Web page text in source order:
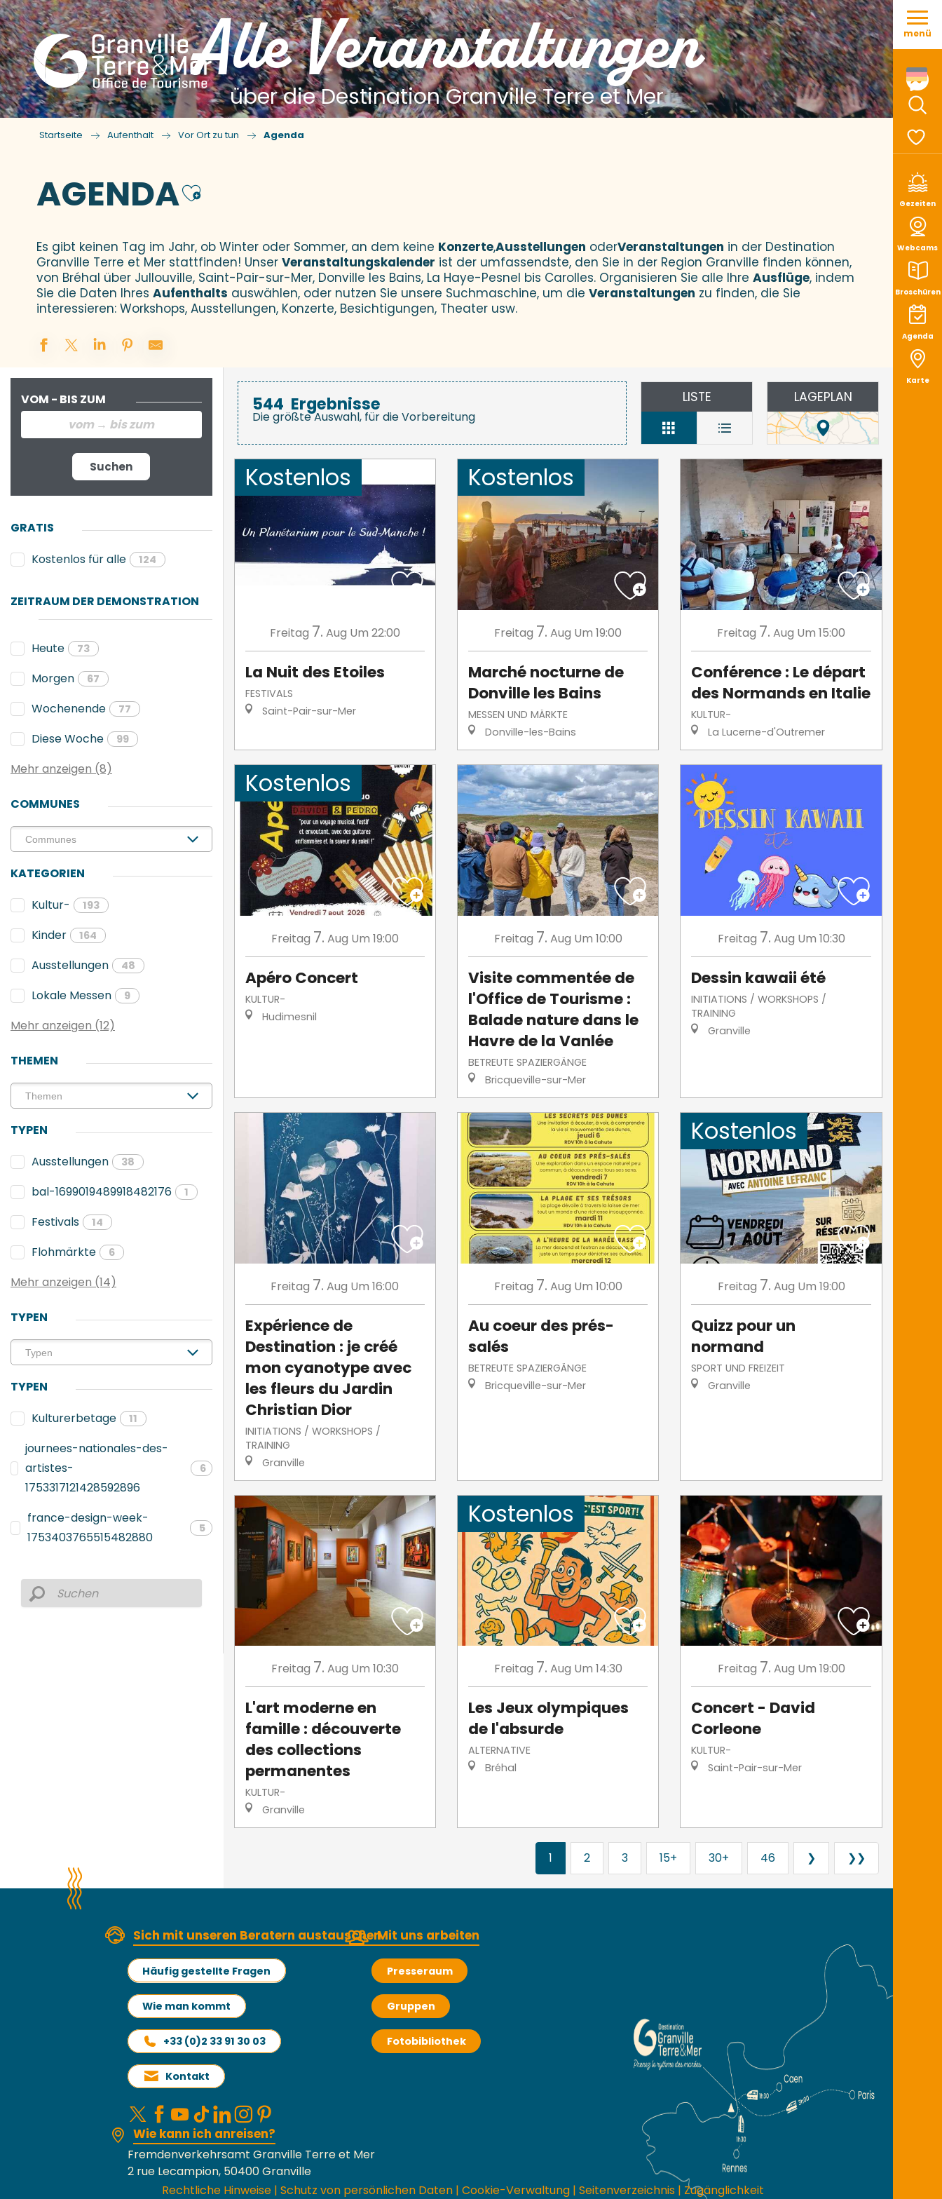
Aller
contenu
Gezeiten
Webcams
Broschüren
Agenda
Karte
menü
Alle Veranstaltungen
über die Destination Granville Terre et Mer
Startseite Aufenthalt Vor Ort zu tun Agenda
AGENDAAjouter aux favoris
Es gibt keinen Tag im Jahr, ob Winter oder Sommer, an dem keine Konzerte,Ausstellungen oderVeranstaltungen in der Destination
Granville Terre et Mer stattfinden! Unser Veranstaltungskalender ist der umfassendste, den Sie in der Region Granville finden können,
von Bréhal über Jullouville, Saint-Pair-sur-Mer, Donville les Bains, La Haye-Pesnel bis Carolles. Organisieren Sie alle Ihre Ausflüge, indem
Sie die Daten Ihres Aufenthalts auswählen, oder nutzen Sie unsere Suchmaschine, um die Veranstaltungen zu finden, die Sie
interessieren: Workshops, Ausstellungen, Konzerte, Besichtigungen, Theater usw.
VOM - BIS ZUM
Suchen
GRATIS
Kostenlos für alle
124
ZEITRAUM DER DEMONSTRATION
Heute 73
Morgen 67
Wochenende 77
Diese Woche 99
Mehr anzeigen (8)
COMMUNES
KATEGORIEN
Kultur-
193
Kinder 164
Ausstellungen 48
Lokale Messen 9
Mehr anzeigen (12)
THEMEN
TYPEN
Ausstellungen
38
bal-1699019489918482176 1
Festivals 14
Flohmärkte 6
Mehr anzeigen (14)
TYPEN
TYPEN
Kulturerbetage
11
journees-nationales-des-
artistes-
1753317121428592896
6
france-design-week-
1753403765515482880
5
544 Ergebnisse
Die größte Auswahl, für die Vorbereitung
LISTE LAGEPLAN
Kostenlos
Freitag 7. Aug Um 22:00
La Nuit des Etoiles
FESTIVALS
Saint-Pair-sur-Mer
Kostenlos
Freitag 7. Aug Um 19:00
Marché nocturne de
Donville les Bains
MESSEN UND MÄRKTE
Donville-les-Bains
Freitag 7. Aug Um 15:00
Conférence : Le départ
des Normands en Italie
KULTUR-
La Lucerne-d'Outremer
Kostenlos
Freitag 7. Aug Um 19:00
Apéro Concert
KULTUR-
Hudimesnil
Freitag 7. Aug Um 10:00
Visite commentée de
l'Office de Tourisme :
Balade nature dans le
Havre de la Vanlée
BETREUTE SPAZIERGÄNGE
Bricqueville-sur-Mer
Freitag 7. Aug Um 10:30
Dessin kawaii été
INITIATIONS / WORKSHOPS /
TRAINING
Granville
Freitag 7. Aug Um 16:00
Expérience de
Destination : je créé
mon cyanotype avec
les fleurs du Jardin
Christian Dior
INITIATIONS / WORKSHOPS /
TRAINING
Granville
Freitag 7. Aug Um 10:00
Au coeur des prés-
salés
BETREUTE SPAZIERGÄNGE
Bricqueville-sur-Mer
Kostenlos
Freitag 7. Aug Um 19:00
Quizz pour un
normand
SPORT UND FREIZEIT
Granville
Freitag 7. Aug Um 10:30
L'art moderne en
famille : découverte
des collections
permanentes
KULTUR-
Granville
Kostenlos
Freitag 7. Aug Um 14:30
Les Jeux olympiques
de l'absurde
ALTERNATIVE
Bréhal
Freitag 7. Aug Um 19:00
Concert - David
Corleone
KULTUR-
Saint-Pair-sur-Mer
1 2 3 15+ 30+ 46 ❯ ❯❯
Sich mit unseren Beratern austauschen
Häufig gestellte Fragen
Wie man kommt
+33 (0)2 33 91 30 03
Kontakt
Mit uns arbeiten
Presseraum
Gruppen
Fotobibliothek
Wie kann ich anreisen?
Fremdenverkehrsamt Granville Terre et Mer
2 rue Lecampion, 50400 Granville
Rechtliche Hinweise | Schutz von persönlichen Daten | Cookie-Verwaltung | Seitenverzeichnis | Zugänglichkeit